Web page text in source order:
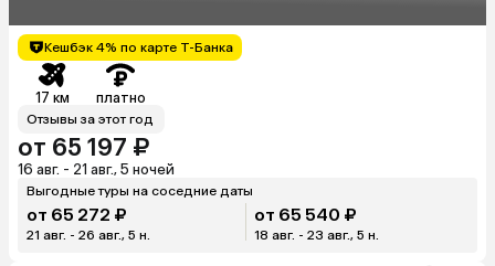
Кешбэк 4% по карте Т-Банка
17 км платно
Отзывы за этот год
от 65 197 ₽
16 авг. - 21 авг., 5 ночей
Выгодные туры на соседние даты
от 65 272 ₽
21 авг. - 26 авг., 5 н.
от 65 540 ₽
18 авг. - 23 авг., 5 н.